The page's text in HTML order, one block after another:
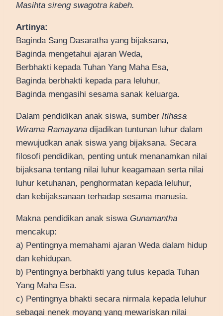
Masihta sireng swagotra kabeh.
Artinya:
Baginda Sang Dasaratha yang bijaksana,
Baginda mengetahui ajaran Weda,
Berbhakti kepada Tuhan Yang Maha Esa,
Baginda berbhakti kepada para leluhur,
Baginda mengasihi sesama sanak keluarga.
Dalam pendidikan anak siswa, sumber Itihasa
Wirama Ramayana dijadikan tuntunan luhur dalam
mewujudkan anak siswa yang bijaksana. Secara
filosofi pendidikan, penting untuk menanamkan nilai
bijaksana tentang nilai luhur keagamaan serta nilai
luhur ketuhanan, penghormatan kepada leluhur,
dan kebijaksanaan terhadap sesama manusia.
Makna pendidikan anak siswa Gunamantha
mencakup:
a) Pentingnya memahami ajaran Weda dalam hidup
dan kehidupan.
b) Pentingnya berbhakti yang tulus kepada Tuhan
Yang Maha Esa.
c) Pentingnya bhakti secara nirmala kepada leluhur
sebagai nenek moyang yang mewariskan nilai